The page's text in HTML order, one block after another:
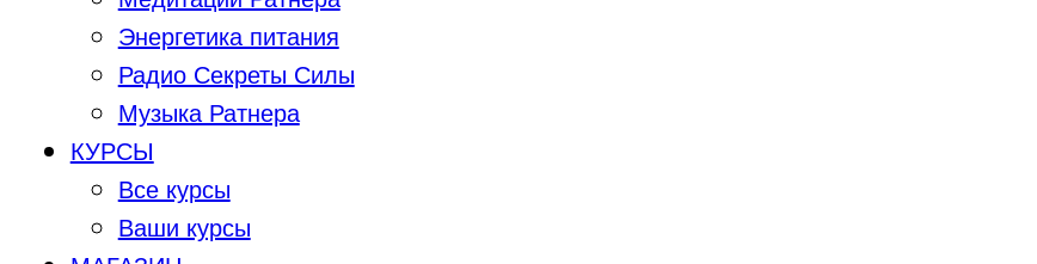
Энергетика питания
Радио Секреты Силы
Музыка Ратнера
КУРСЫ
Все курсы
Ваши курсы